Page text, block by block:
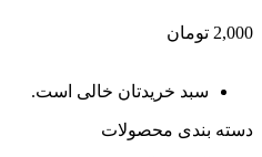
2,000 تومان
سبد خریدتان خالی است.
دسته بندی محصولات